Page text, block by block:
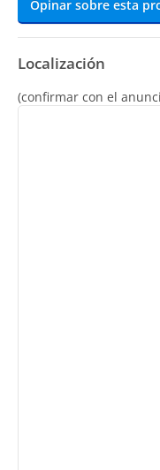
Opinar sobre esta
Localización
(confirmar con el